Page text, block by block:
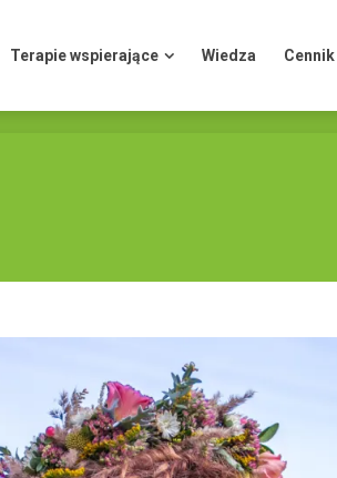
Terapie wspierające Wiedza Cennik